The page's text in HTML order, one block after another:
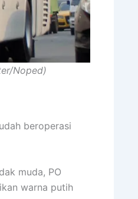
Noped)
beroperasi
muda, PO
warna putih